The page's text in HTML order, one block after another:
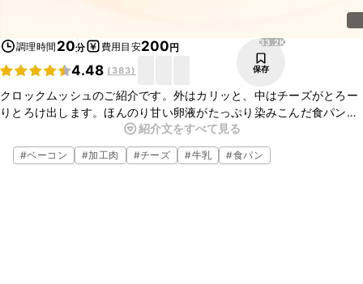
調理時間 20分 費用目安200円
4.48 ( 383)
33.2K
保存
クロックムッシュのご紹介です。外はカリッと、中はチーズがとろー
りとろけ出します。ほんのり甘い卵液がたっぷり染みこんだ食パン
に、チーズとベーコンの塩気がよく合います。甘じょっぱい味わいが
くせになるおいしさです。朝食やランチにもおすすめなので、ぜひお
試しくださいね。
紹介文をすべて見る
#ベーコン #加工肉 #チーズ #牛乳 #食パン